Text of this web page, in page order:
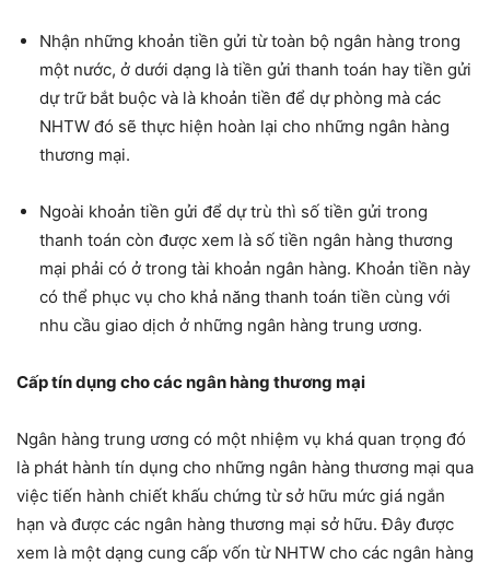
Nhận những khoản tiền gửi từ toàn bộ ngân hàng trong
một nước, ở dưới dạng là tiền gửi thanh toán hay tiền gửi
dự trữ bắt buộc và là khoản tiền để dự phòng mà các
NHTW đó sẽ thực hiện hoàn lại cho những ngân hàng
thương mại.
Ngoài khoản tiền gửi để dự trù thì số tiền gửi trong
thanh toán còn được xem là số tiền ngân hàng thương
mại phải có ở trong tài khoản ngân hàng. Khoản tiền này
có thể phục vụ cho khả năng thanh toán tiền cùng với
nhu cầu giao dịch ở những ngân hàng trung ương.
Cấp tín dụng cho các ngân hàng thương mại
Ngân hàng trung ương có một nhiệm vụ khá quan trọng đó
là phát hành tín dụng cho những ngân hàng thương mại qua
việc tiến hành chiết khấu chứng từ sở hữu mức giá ngắn
hạn và được các ngân hàng thương mại sở hữu. Đây được
xem là một dạng cung cấp vốn từ NHTW cho các ngân hàng